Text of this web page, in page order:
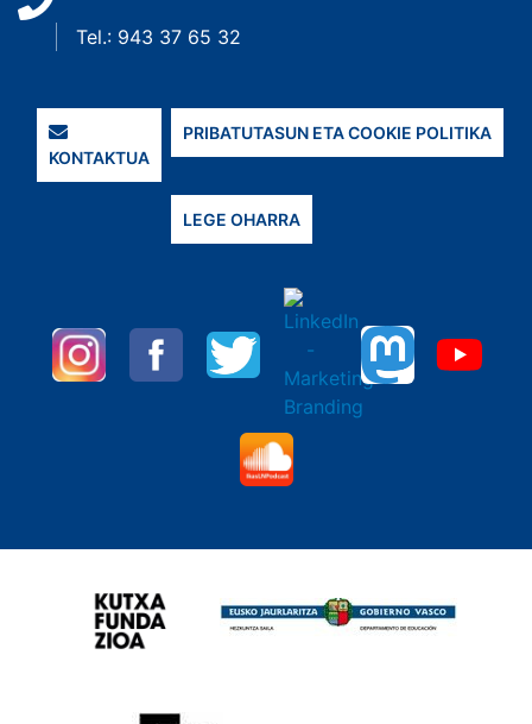
Tel.: 943 37 65 32
KONTAKTUA
PRIBATUTASUN ETA COOKIE POLITIKA
LEGE OHARRA